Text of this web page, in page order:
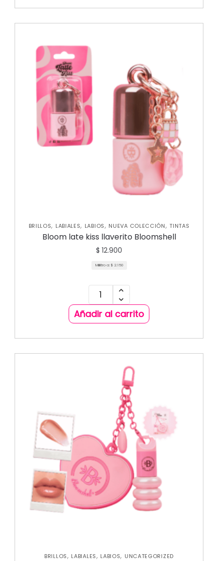
BRILLOS, LABIALES, LABIOS, NUEVA COLECCIÓN,TINTAS
Bloom late kiss llaverito Bloomshell
$ 12.900
Mililitro a: $ 2.150
Añadir al carrito
BRILLOS, LABIALES, LABIOS, UNCATEGORIZED